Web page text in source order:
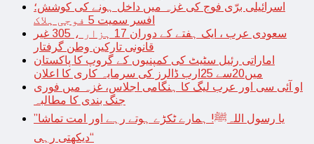
اسرائیلی برّی فوج کی غزہ میں داخل ہونے کی کوشش؛
افسر سمیت 5 فوجی ہلاک
سعودی عرب ، ایک ہفتے کے دوران 17 ہزار ، 305 غیر
قانونی تارکین وطن گرفتار
اماراتی رئیل سٹیٹ کی کمپنیوں کے گروپ کا پاکستان
میں20سے 25ارب ڈالرز کی سرمایہ کاری کا اعلان
او آئی سی اور عرب لیگ کا ہنگامی اجلاس، غزہ میں فوری
جنگ بندی کا مطالبہ
’’یا رسول اللہﷺ! ہمارے ٹکڑے ہوتے رہے اور امت تماشا
دیکھتی رہی‘‘